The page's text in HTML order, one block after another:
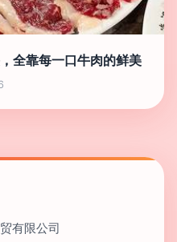
全靠每一口牛肉的鲜美
有限公司